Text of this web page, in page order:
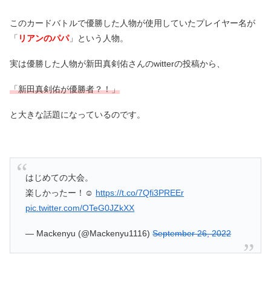
このカードバトルで優勝した人物が使用していたプレイヤー名が
「 リアンのパパ」という人物。
実は優勝した人物が新田真剣佑さんのwitterの投稿から、
「新田真剣佑が優勝者？！」
と大きな話題になっているのです。
はじめての大会。
楽しかったー！☺️ https://t.co/7Qfi3PREEr
pic.twitter.com/OTeG0JZkXX
— Mackenyu (@Mackenyu1116)September 26, 2022